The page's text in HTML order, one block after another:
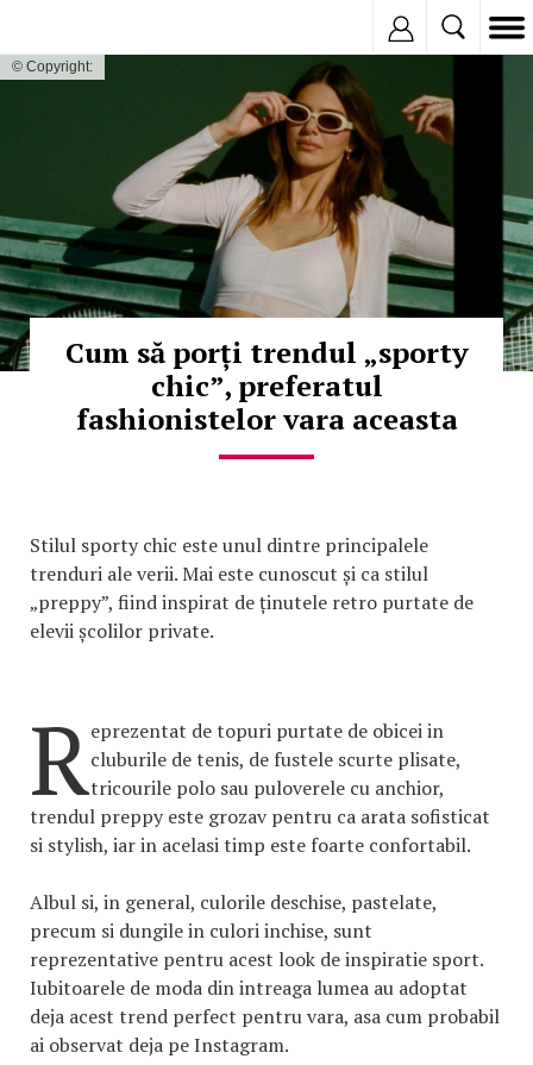
© Copyright:
Cum să porți trendul „sporty
chic”, preferatul
fashionistelor vara aceasta
Stilul sporty chic este unul dintre principalele
trenduri ale verii. Mai este cunoscut și ca stilul
„preppy”, fiind inspirat de ținutele retro purtate de
elevii școlilor private.
Reprezentat de topuri purtate de obicei in
cluburile de tenis, de fustele scurte plisate,
tricourile polo sau puloverele cu anchior,
trendul preppy este grozav pentru ca arata sofisticat
si stylish, iar in acelasi timp este foarte confortabil.
Albul si, in general, culorile deschise, pastelate,
precum si dungile in culori inchise, sunt
reprezentative pentru acest look de inspiratie sport.
Iubitoarele de moda din intreaga lumea au adoptat
deja acest trend perfect pentru vara, asa cum probabil
ai observat deja pe Instagram.